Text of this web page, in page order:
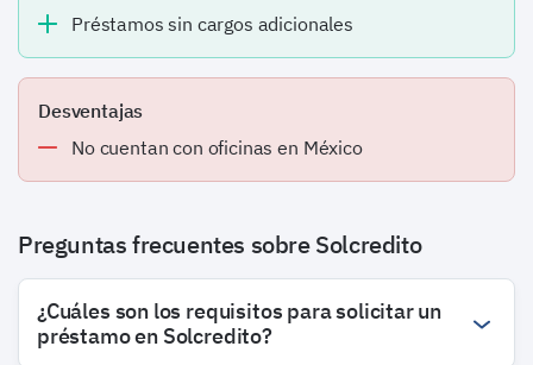
préstamos sin cargos adicionales
Desventajas
No cuentan con oficinas en México
Preguntas frecuentes sobre Solcredito
¿Cuáles son los requisitos para solicitar un
préstamo en Solcredito?